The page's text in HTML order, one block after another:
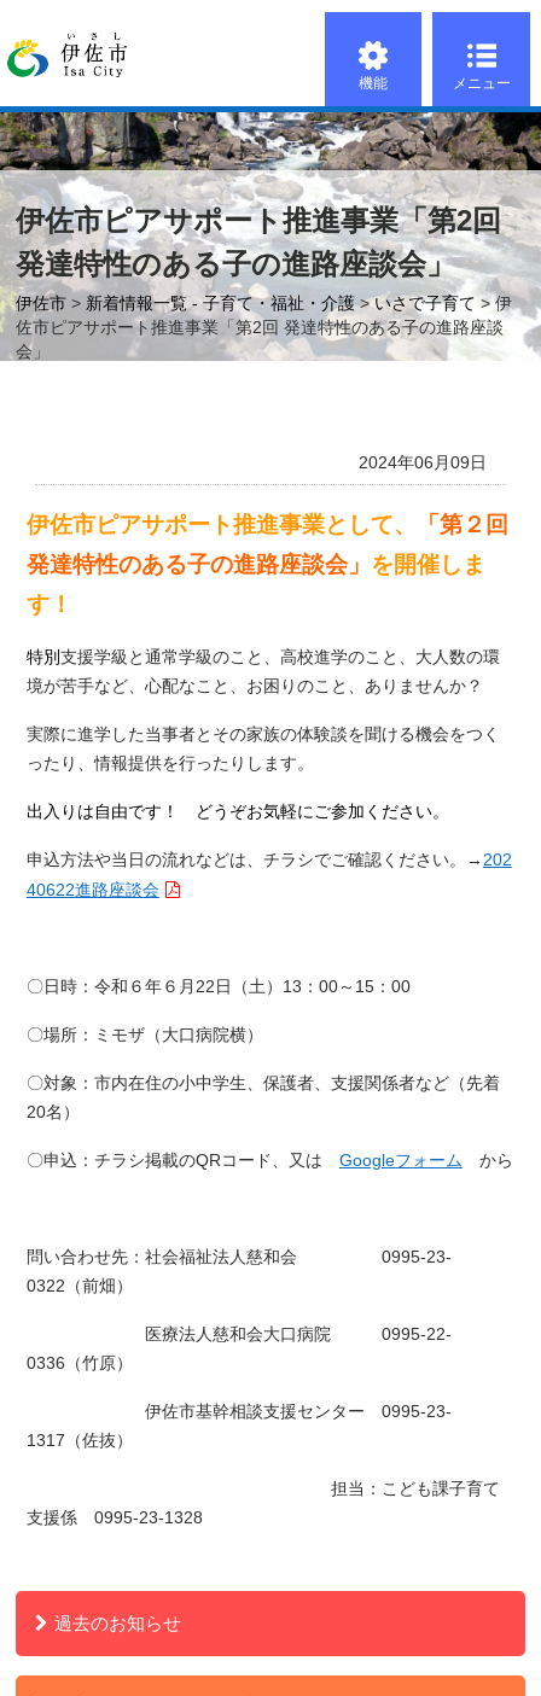
機能 メニュー
伊佐市ピアサポート推進事業「第2回
発達特性のある子の進路座談会」
伊佐市 > 新着情報一覧 - 子育て・福祉・介護>いさで子育て > 伊
佐市ピアサポート推進事業「第2回 発達特性のある子の進路座談
会」
2024年06月09日
伊佐市ピアサポート推進事業として、
「第２回
発達特性のある子の進路座談会」 を開催しま
す！
特別 支援学級と通常学級のこと、高校進学のこと、大人数の環
境が苦手など、心配なこと、お困りのこと、ありませんか？
実際に進学した当事者とその家族の体験談を聞ける機会をつく
ったり、情報提供を行ったりします。
出入りは自由です！ どうぞお気軽にご参加ください。
申込方法や当日の流れなどは、チラシでご確認ください。→ 202
40622進路座談会
〇日時：令和６年６月22日（土）13：00～15：00
〇場所：ミモザ（大口病院横）
〇対象：市内在住の小中学生、保護者、支援関係者など（先着
20名）
〇申込：チラシ掲載のQRコード、又は Googleフォーム から
問い合わせ先：社会福祉法人慈和会 0995-23-
0322（前畑）
医療法人慈和会大口病院 0995-22-
0336（竹原）
伊佐市基幹相談支援センター 0995-23-
1317（佐抜）
担当：こども課子育て
支援係 0995-23-1328
過去のお知らせ